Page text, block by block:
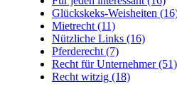
Glückskeks-Weisheiten
Mietrecht (11)
Nützliche Links (16)
Pferderecht (7)
Recht für Unternehmer (51)
Recht witzig (18)